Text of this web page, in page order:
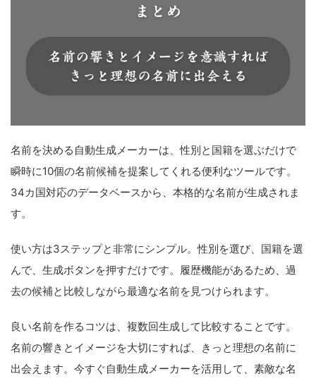
名前を決める自動生成メーカーは、性別と国籍を選ぶだけで
瞬時に10個の名前候補を提案してくれる便利なツールです。
34カ国対応のデータベースから、本格的な名前が生成されま
す。
使い方は3ステップと非常にシンプル。性別を選び、国籍を選
んで、生成ボタンを押すだけです。履歴機能があるため、過
去の候補と比較しながら最適な名前を見つけられます。
良い名前を作るコツは、複数回生成して比較することです。
名前の響きとイメージを大切にすれば、きっと理想の名前に
出会えます。今すぐ自動生成メーカーを活用して、素敵な名